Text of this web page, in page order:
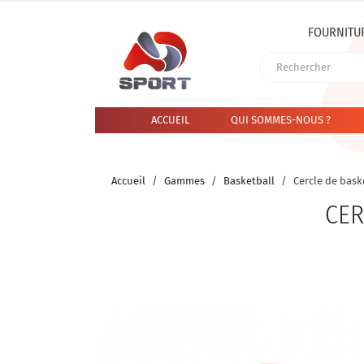
ACCUEIL QUI SOMMES-NOUS ?
Accueil Gammes Basketball Cercle de